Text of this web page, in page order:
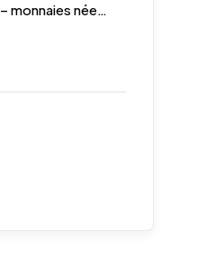
1 kilogrammes d’argent pur – monnaies néerlandaises